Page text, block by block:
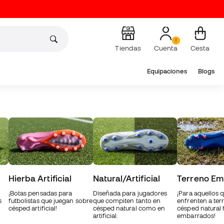
Tiendas Cuenta Cesta
Equipaciones Blogs
Hierba Artificial
¡Botas pensadas para
futbolistas que juegan sobre
césped artificial!
Natural/Artificial
Diseñada para jugadores
que compiten tanto en
césped natural como en
artificial.
Terreno
¡Para aquellos
enfrenten a
césped natural
embarrados!